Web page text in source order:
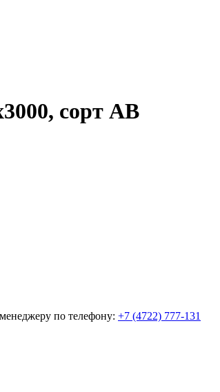
сорт АВ
по телефону: +7 (4722) 777-131